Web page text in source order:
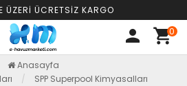
ÜZERİ ÜCRETSİZ KARGO
person shopping_cart0
Anasayfa
SPP Superpool Kimyasalları